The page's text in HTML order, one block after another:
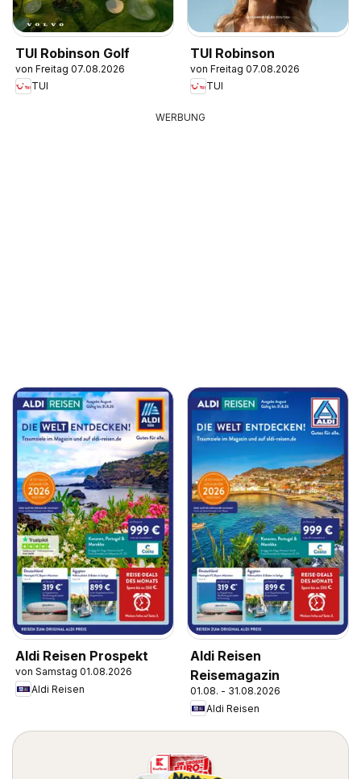
TUI Robinson Golf
von Freitag 07.08.2026
TUI
TUI Robinson
von Freitag 07.08.2026
TUI
WERBUNG
Aldi Reisen Prospekt
von Samstag 01.08.2026
Aldi Reisen
Aldi Reisen
Reisemagazin
01.08. - 31.08.2026
Aldi Reisen